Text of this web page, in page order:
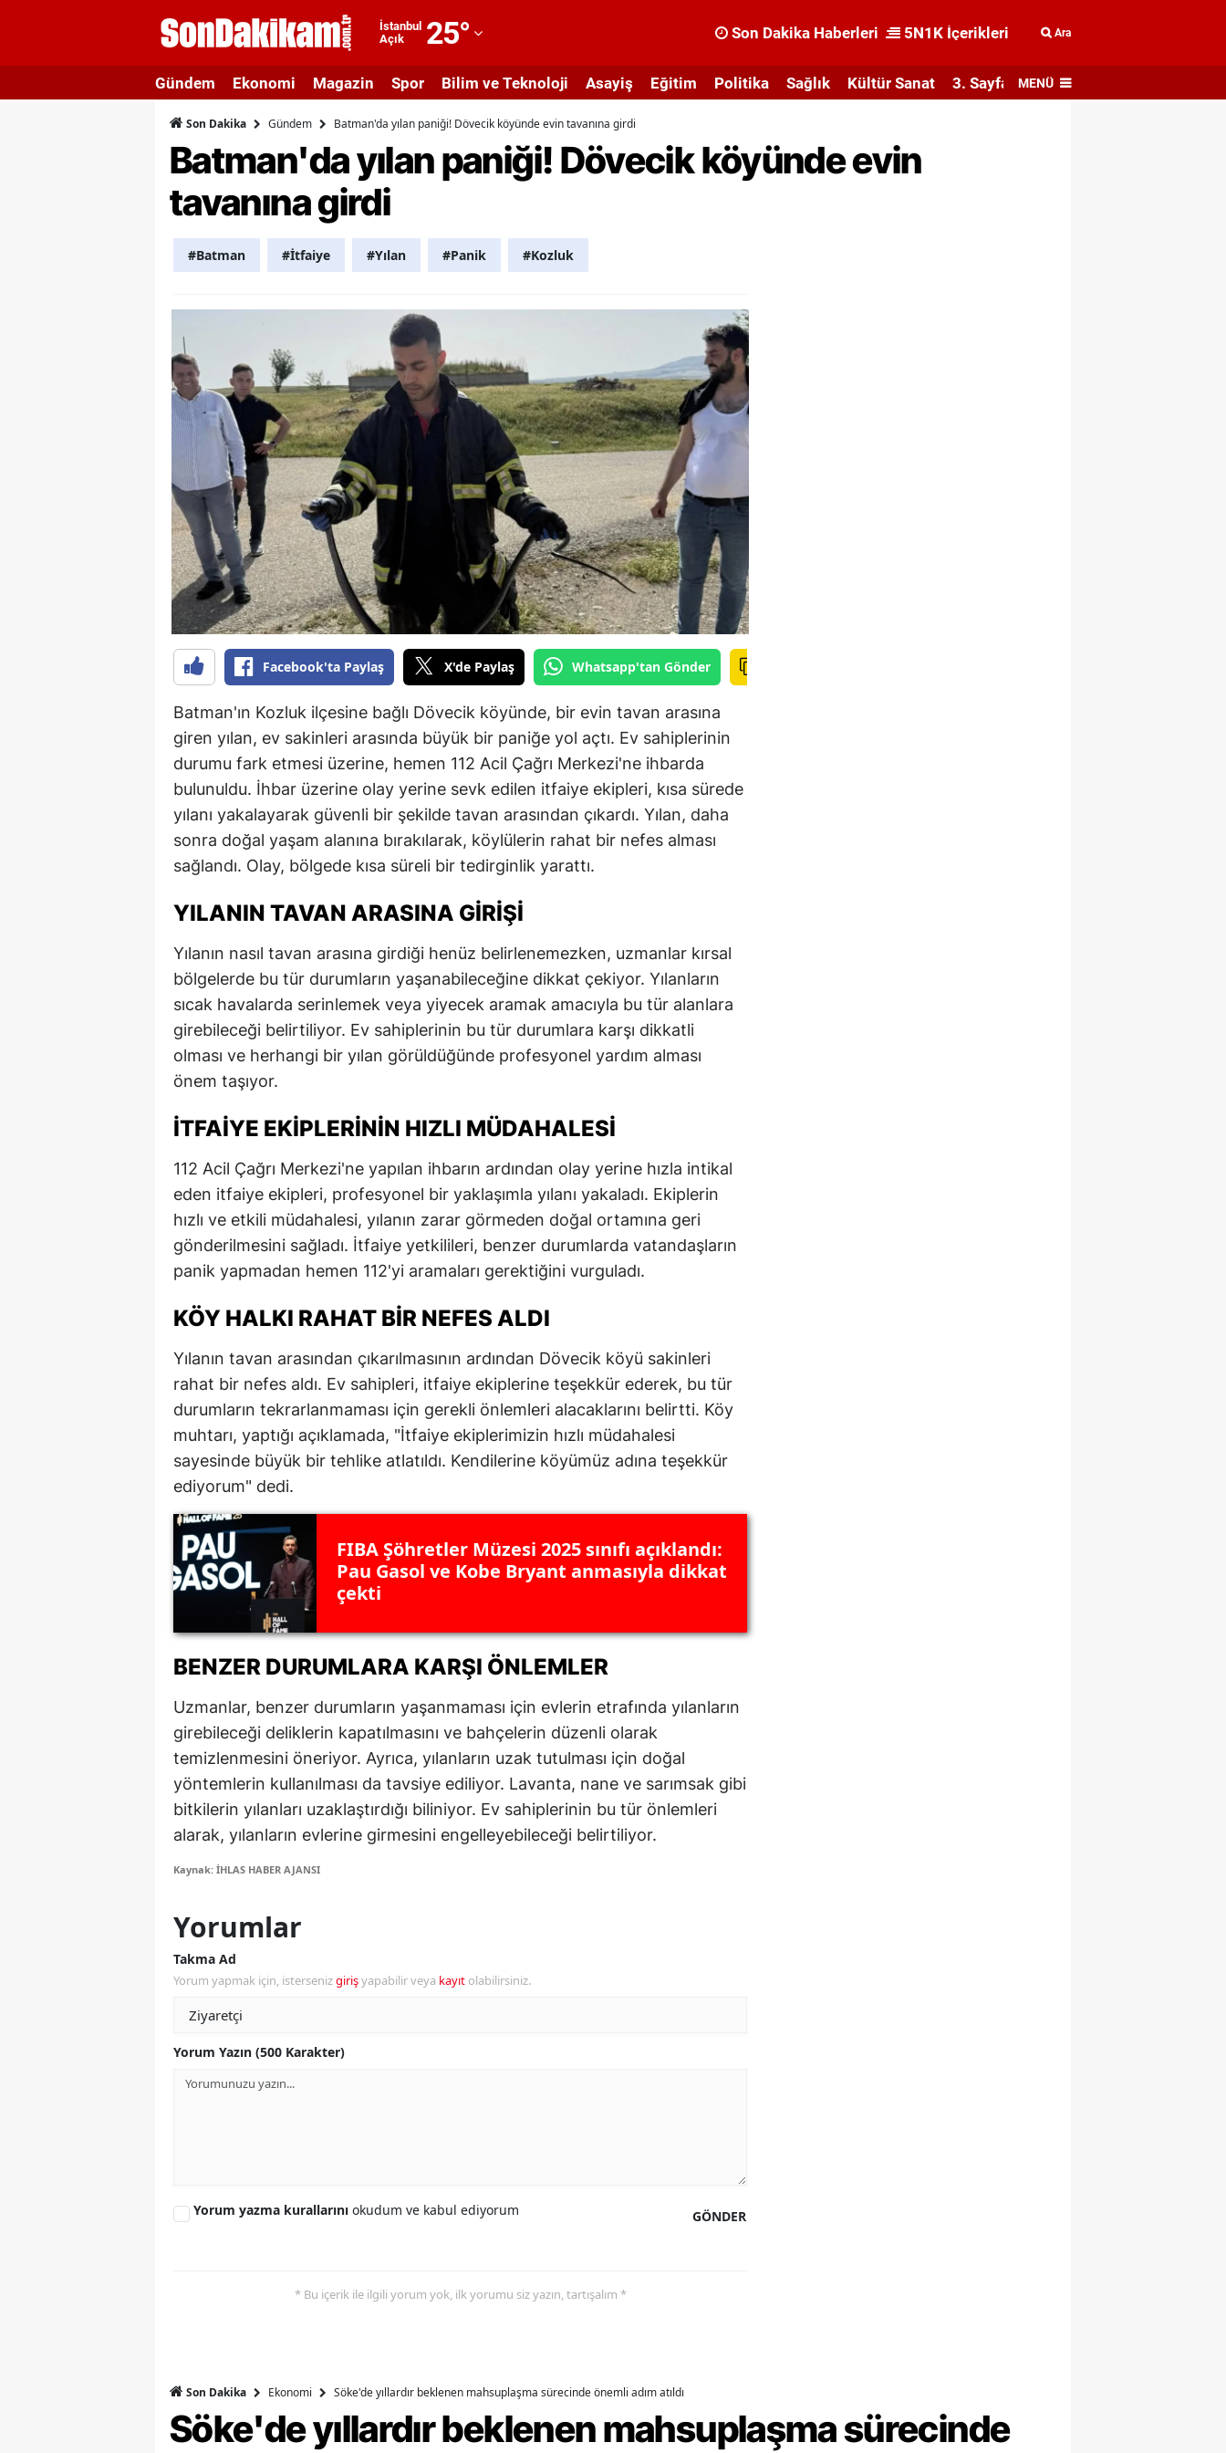
İstanbul
Açık
25°
Adıyaman
Afyonkarahisar
Ağrı
Ankara
Artvin
Aydın
Balıkesir
Bilecik
Bitlis
Bolu
Burdur
Bursa
Çanakkale
Çankırı
Çorum
Denizli
Diyarbakır
Edirne
Elazığ
Erzincan
Erzurum
Eskişehir
Gaziantep
Giresun
Hakkari
Hatay
Isparta
Mersin
İzmir
Kars
Kastamonu
Kayseri
Kırşehir
Kocaeli
Malatya
Manisa
Kahramanmaraş
Mardin
Muğla
Trabzon
Uşak
Van
Son Dakika Haberleri 5N1K İçerikleri Ara
Gündem Ekonomi Magazin Spor Bilim ve Teknoloji Asayiş Eğitim Politika Sağlık Kültür Sanat 3. Sayfa MENÜ
Son Dakika Gündem Batman'da yılan paniği! Dövecik köyünde evin tavanına girdi
Batman'da yılan paniği! Dövecik köyünde evin
tavanına girdi
#Batman #İtfaiye #Yılan #Panik #Kozluk
Facebook'ta Paylaş X'de Paylaş Whatsapp'tan Gönder
Batman'ın Kozluk ilçesine bağlı Dövecik köyünde, bir evin tavan arasına
giren yılan, ev sakinleri arasında büyük bir paniğe yol açtı. Ev sahiplerinin
durumu fark etmesi üzerine, hemen 112 Acil Çağrı Merkezi'ne ihbarda
bulunuldu. İhbar üzerine olay yerine sevk edilen itfaiye ekipleri, kısa sürede
yılanı yakalayarak güvenli bir şekilde tavan arasından çıkardı. Yılan, daha
sonra doğal yaşam alanına bırakılarak, köylülerin rahat bir nefes alması
sağlandı. Olay, bölgede kısa süreli bir tedirginlik yarattı.
YILANIN TAVAN ARASINA GIRIŞI
Yılanın nasıl tavan arasına girdiği henüz belirlenemezken, uzmanlar kırsal
bölgelerde bu tür durumların yaşanabileceğine dikkat çekiyor. Yılanların
sıcak havalarda serinlemek veya yiyecek aramak amacıyla bu tür alanlara
girebileceği belirtiliyor. Ev sahiplerinin bu tür durumlara karşı dikkatli
olması ve herhangi bir yılan görüldüğünde profesyonel yardım alması
önem taşıyor.
İTFAIYE EKIPLERININ HIZLI MÜDAHALESI
112 Acil Çağrı Merkezi'ne yapılan ihbarın ardından olay yerine hızla intikal
eden itfaiye ekipleri, profesyonel bir yaklaşımla yılanı yakaladı. Ekiplerin
hızlı ve etkili müdahalesi, yılanın zarar görmeden doğal ortamına geri
gönderilmesini sağladı. İtfaiye yetkilileri, benzer durumlarda vatandaşların
panik yapmadan hemen 112'yi aramaları gerektiğini vurguladı.
KÖY HALKI RAHAT BIR NEFES ALDI
Yılanın tavan arasından çıkarılmasının ardından Dövecik köyü sakinleri
rahat bir nefes aldı. Ev sahipleri, itfaiye ekiplerine teşekkür ederek, bu tür
durumların tekrarlanmaması için gerekli önlemleri alacaklarını belirtti. Köy
muhtarı, yaptığı açıklamada, "İtfaiye ekiplerimizin hızlı müdahalesi
sayesinde büyük bir tehlike atlatıldı. Kendilerine köyümüz adına teşekkür
ediyorum" dedi.
FIBA Şöhretler Müzesi 2025 sınıfı açıklandı:
Pau Gasol ve Kobe Bryant anmasıyla dikkat
çekti
BENZER DURUMLARA KARŞI ÖNLEMLER
Uzmanlar, benzer durumların yaşanmaması için evlerin etrafında yılanların
girebileceği deliklerin kapatılmasını ve bahçelerin düzenli olarak
temizlenmesini öneriyor. Ayrıca, yılanların uzak tutulması için doğal
yöntemlerin kullanılması da tavsiye ediliyor. Lavanta, nane ve sarımsak gibi
bitkilerin yılanları uzaklaştırdığı biliniyor. Ev sahiplerinin bu tür önlemleri
alarak, yılanların evlerine girmesini engelleyebileceği belirtiliyor.
Kaynak: İHLAS HABER AJANSI
Yorumlar
Takma Ad
Yorum yapmak için, istersenizgirişyapabilir veya kayıt olabilirsiniz.
Yorum Yazın (500 Karakter)
GÖNDER
Yorum yazma kurallarını okudum ve kabul ediyorum
* Bu içerik ile ilgili yorum yok, ilk yorumu siz yazın, tartışalım *
Son Dakika Ekonomi Söke'de yıllardır beklenen mahsuplaşma sürecinde önemli adım atıldı
Söke'de yıllardır beklenen mahsuplaşma sürecinde